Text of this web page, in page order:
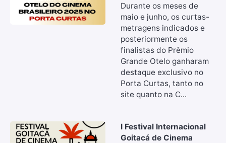
Durante os meses de
maio e junho, os curtas-
metragens indicados e
posteriormente os
finalistas do Prêmio
Grande Otelo ganharam
destaque exclusivo no
Porta Curtas, tanto no
site quanto na C...
I Festival Internacional
Goitacá de Cinema